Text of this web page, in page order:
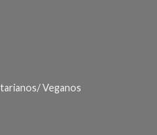
Veganos